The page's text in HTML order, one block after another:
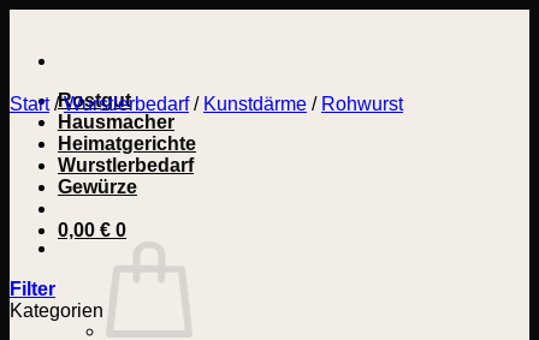
springen
Rostgut
Hausmacher
Heimatgerichte
Wurstlerbedarf
Gewürze
0,00 € 0
Start / Wurstlerbedarf / Kunstdärme / Rohwurst
Filter
Kategorien